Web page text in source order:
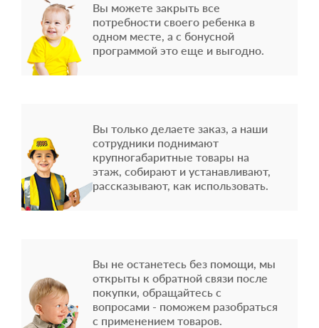
Вы можете закрыть все
потребности своего ребенка в
одном месте, а с бонусной
программой это еще и выгодно.
Вы только делаете заказ, а наши
сотрудники поднимают
крупногабаритные товары на
этаж, собирают и устанавливают,
рассказывают, как использовать.
Вы не останетесь без помощи, мы
открыты к обратной связи после
покупки, обращайтесь с
вопросами - поможем разобраться
с применением товаров.